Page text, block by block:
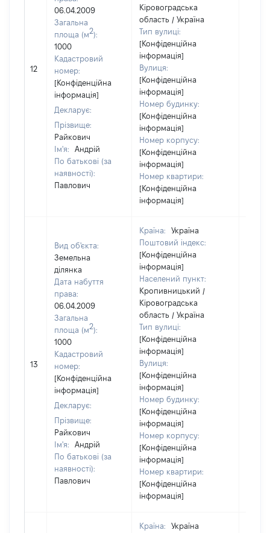
12
06.04.2009
Загальна
площа (м2):
1000
Кадастровий
номер:
[Конфіденційна
інформація]
Декларує:
Прізвище:
Райкович
Ім'я:
Андрій
По батькові (за
наявності):
Павлович
Кіровоградська
область / Україна
Тип вулиці:
[Конфіденційна
інформація]
Вулиця:
[Конфіденційна
інформація]
Номер будинку:
[Конфіденційна
інформація]
Номер корпусу:
[Конфіденційна
інформація]
Номер квартири:
[Конфіденційна
інформація]
13
Вид об'єкта:
Земельна
ділянка
Дата набуття
права:
06.04.2009
Загальна
площа (м2):
1000
Кадастровий
номер:
[Конфіденційна
інформація]
Декларує:
Прізвище:
Райкович
Ім'я:
Андрій
По батькові (за
наявності):
Павлович
Країна:
Україна
Поштовий індекс:
[Конфіденційна
інформація]
Населений пункт:
Кропивницький /
Кіровоградська
область / Україна
Тип вулиці:
[Конфіденційна
інформація]
Вулиця:
[Конфіденційна
інформація]
Номер будинку:
[Конфіденційна
інформація]
Номер корпусу:
[Конфіденційна
інформація]
Номер квартири:
[Конфіденційна
інформація]
Країна:
Україна